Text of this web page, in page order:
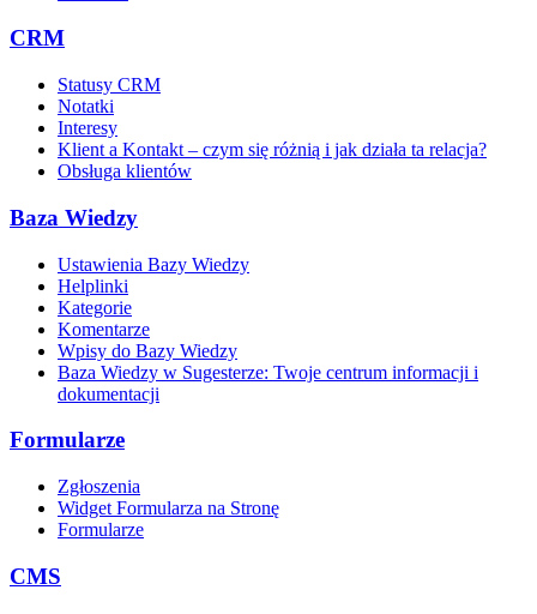
CRM
Statusy CRM
Notatki
Interesy
Klient a Kontakt – czym się różnią i jak działa ta relacja?
Obsługa klientów
Baza Wiedzy
Ustawienia Bazy Wiedzy
Helplinki
Kategorie
Komentarze
Wpisy do Bazy Wiedzy
Baza Wiedzy w Sugesterze: Twoje centrum informacji i
dokumentacji
Formularze
Zgłoszenia
Widget Formularza na Stronę
Formularze
CMS